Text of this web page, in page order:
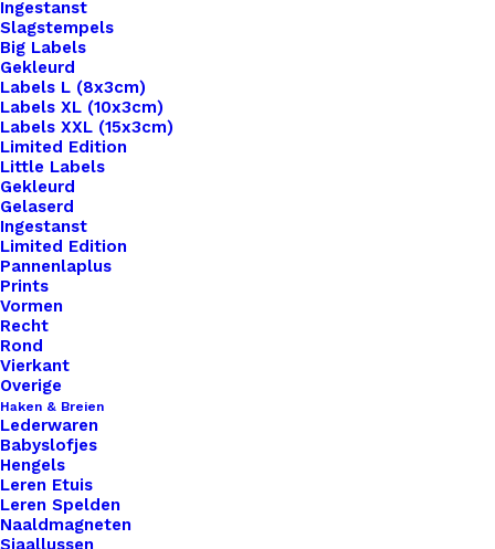
Ingestanst
Slagstempels
Big Labels
Gekleurd
Labels L (8x3cm)
Labels XL (10x3cm)
Labels XXL (15x3cm)
Limited Edition
Little Labels
Gekleurd
Gelaserd
Ingestanst
Limited Edition
Pannenlaplus
Prints
Vormen
Recht
Rond
Vierkant
Overige
Haken & Breien
Lederwaren
Babyslofjes
Hengels
Leren Etuis
Leren Spelden
Naaldmagneten
Sjaallussen
Home Leren Labels
Leren Label met Alfabet letters
Leren Label met
Alfabet letters
€
Wil je je handgemaakte haak- en breiwerken naar
een hoger niveau tillen? Overweeg dan onze
prachtige leren labels, de perfecte finishing touch
voor al je creaties. Met onze labels voeg je niet
alleen een professionele uitstraling toe aan je
werk, maar ook een persoonlijk tintje dat jouw